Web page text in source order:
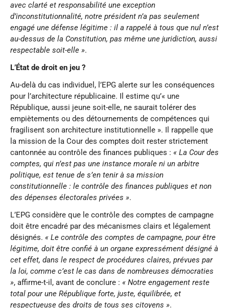
avec clarté et responsabilité une exception
d’inconstitutionnalité, notre président n’a pas seulement
engagé une défense légitime : il a rappelé à tous que nul n’est
au-dessus de la Constitution, pas même une juridiction, aussi
respectable soit-elle ».
L’État de droit en jeu ?
Au-delà du cas individuel, l’EPG alerte sur les conséquences
pour l’architecture républicaine. Il estime qu’« une
République, aussi jeune soit-elle, ne saurait tolérer des
empiètements ou des détournements de compétences qui
fragilisent son architecture institutionnelle ». Il rappelle que
la mission de la Cour des comptes doit rester strictement
cantonnée au contrôle des finances publiques : « La Cour des
comptes, qui n’est pas une instance morale ni un arbitre
politique, est tenue de s’en tenir à sa mission
constitutionnelle : le contrôle des finances publiques et non
des dépenses électorales privées ».
L’EPG considère que le contrôle des comptes de campagne
doit être encadré par des mécanismes clairs et légalement
désignés. « Le contrôle des comptes de campagne, pour être
légitime, doit être confié à un organe expressément désigné à
cet effet, dans le respect de procédures claires, prévues par
la loi, comme c’est le cas dans de nombreuses démocraties
», affirme-t-il, avant de conclure : « Notre engagement reste
total pour une République forte, juste, équilibrée, et
respectueuse des droits de tous ses citoyens ».